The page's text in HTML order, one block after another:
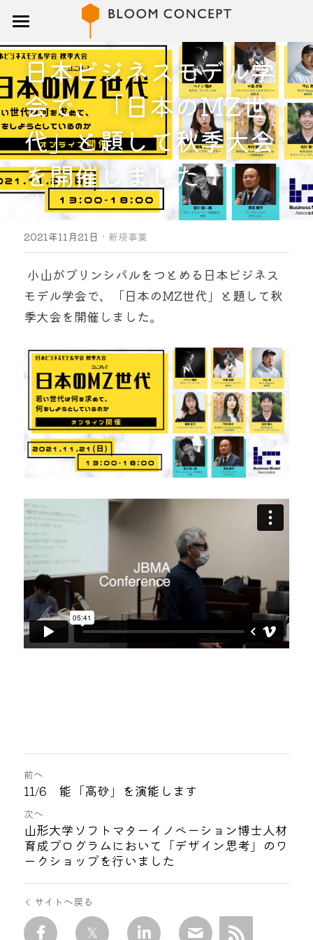
トップ
研修
講師
ブログ
企業概要
お問い合わせ
検索
日本ビジネスモデル学
会で、「日本のMZ世
代」と題して秋季大会
を開催しました
2021年11月21日 · 新規事業
モデル学会で、「日本のMZ世代」と題して秋
季大会を開催しました。
前へ
11/6 能「高砂」を演能します
次へ
山形大学ソフトマターイノベーション博士人材
育成プログラムにおいて「デザイン思考」のワ
ークショップを行いました
サイトへ戻る